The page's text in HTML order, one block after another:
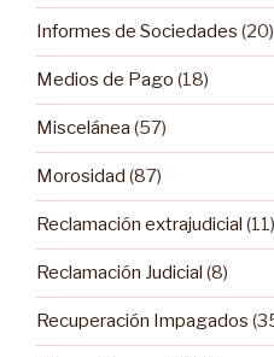
Informes de Sociedades (20)
Medios de Pago (18)
Miscelánea (57)
Morosidad (87)
Reclamación extrajudicial (11)
Reclamación Judicial (8)
Recuperación Impagados